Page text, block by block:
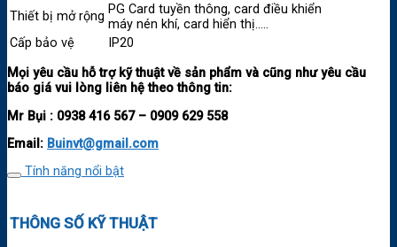
Thiết bị mở rộng PG Card tuyền thông, card điều khiển
máy nén khí, card hiển thị…..
Cấp bảo vệ
IP20
Mọi yêu cầu hỗ trợ kỹ thuật về sản phẩm và cũng như yêu cầu
báo giá vui lòng liên hệ theo thông tin:
Mr Bụi : 0938 416 567 – 0909 629 558
Email: Buinvt@gmail.com
Tính năng nổi bật
THÔNG SỐ KỸ THUẬT